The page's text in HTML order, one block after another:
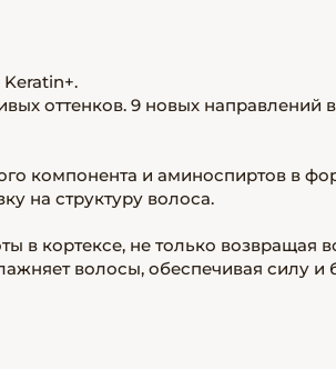
оттенков. 9 новых направлений в
компонента и аминоспиртов в
на структуру волоса.
в кортексе, не только возвращая
волосы, обеспечивая силу и